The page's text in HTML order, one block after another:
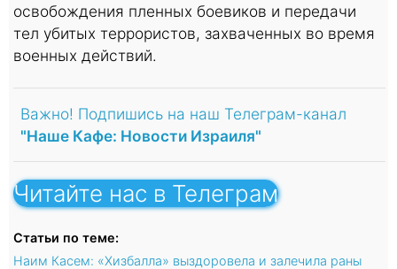
освобождения пленных боевиков и передачи
тел убитых террористов, захваченных во время
военных действий.
Важно! Подпишись на наш Телеграм-канал
"Наше Кафе: Новости Израиля"
Читайте нас в Телеграм
Статьи по теме:
Наим Касем: «Хизбалла» выздоровела и залечила раны